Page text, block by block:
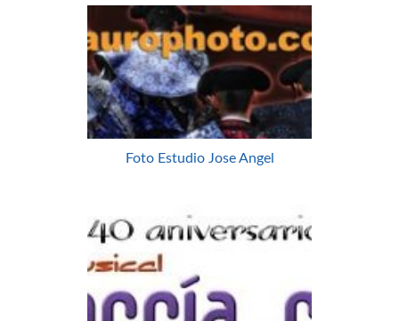
Foto Estudio Jose Angel